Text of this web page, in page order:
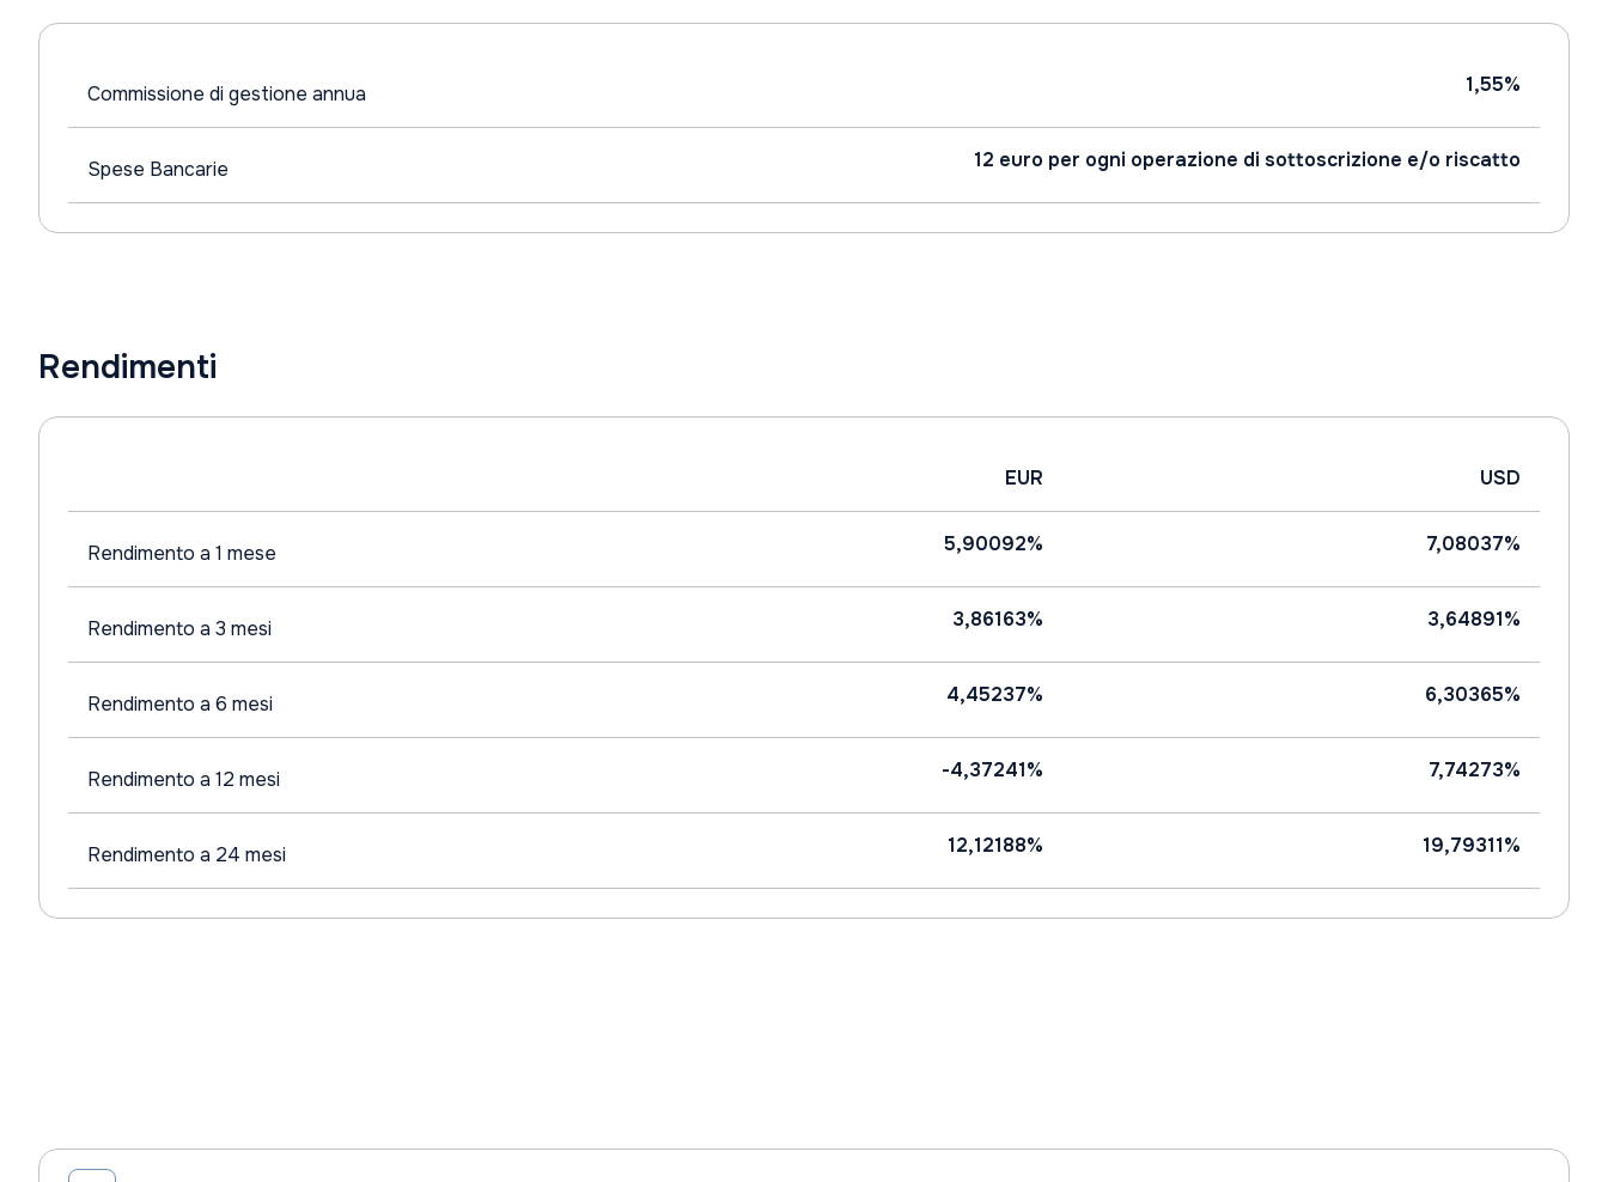
Commissione di gestione annua 1,55%
Spese Bancarie 12 euro per ogni operazione di sottoscrizione e/o riscatto
Rendimenti
EUR USD
Rendimento a 1 mese 5,90092% 7,08037%
Rendimento a 3 mesi 3,86163% 3,64891%
Rendimento a 6 mesi 4,45237% 6,30365%
Rendimento a 12 mesi -4,37241% 7,74273%
Rendimento a 24 mesi 12,12188% 19,79311%